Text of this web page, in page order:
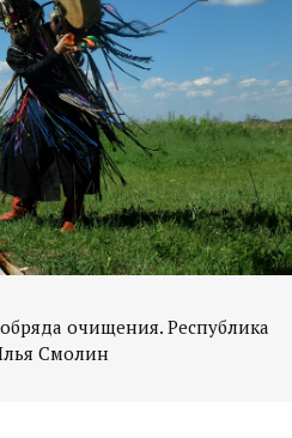
очищения. Республика
Смолин